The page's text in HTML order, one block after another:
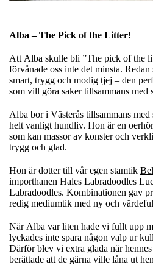
Alba – The Pick of the Litter!
Att Alba skulle bli ”The pick of the
förvånade oss inte det minsta.
smart, trygg och modig tjej – den
som vill göra saker tillsammans med
Alba bor i Västerås tillsammans
helt vanligt hundliv. Hon är en
som kan massor av konster och
trygg och glad.
Hon är dotter till vår egen stamtik
importhanen Hales Labradoodles
Labradoodles. Kombinationen gav
redig mediumtik med ny och
När Alba var liten hade vi fullt upp
lyckades inte spara någon valp ur
Därför blev vi extra glada när
berättade att de gärna ville låna ut